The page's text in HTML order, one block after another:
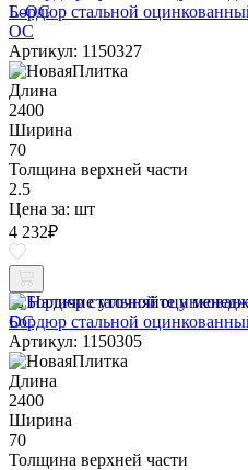
Бордюр стальной
ОС
Артикул: 1150327
Длина
2400
Ширина
70
Толщина верхней части
2.5
Цена за: шт
4 232₽
Наличие уточняйте у
Бордюр стальной
Артикул: 1150305
Длина
2400
Ширина
70
Толщина верхней части